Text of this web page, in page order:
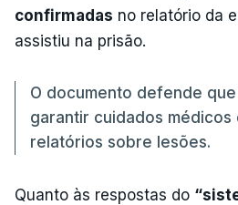
confirmadas no relatório da
assistiu na prisão.
O documento defende
garantir cuidados médicos
relatórios sobre lesões.
Quanto às respostas do